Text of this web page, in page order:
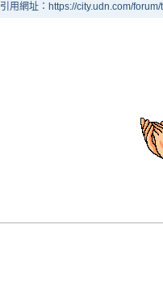
引用網址：https://city.udn.com/